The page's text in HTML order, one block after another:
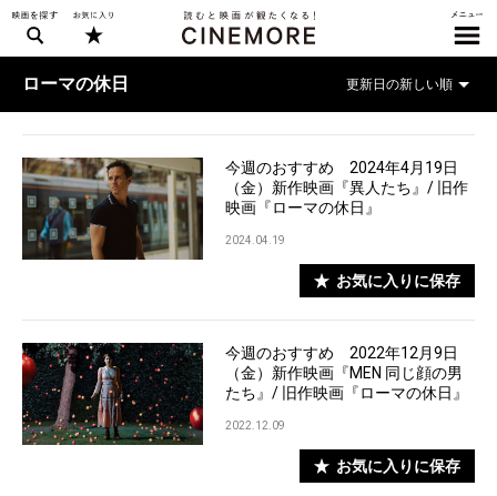
ローマの休日
今週のおすすめ 2024年4月19日
（金）新作映画『異人たち』/ 旧作
映画『ローマの休日』
2024.04.19
お気に入りに保存
今週のおすすめ 2022年12月9日
（金）新作映画『MEN 同じ顔の男
たち』/ 旧作映画『ローマの休日』
2022.12.09
お気に入りに保存